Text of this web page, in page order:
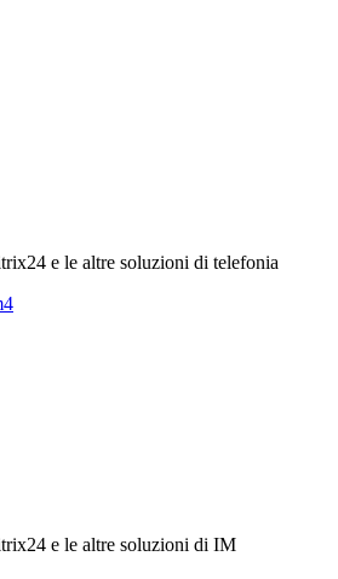
e le altre soluzioni di telefonia
e le altre soluzioni di IM